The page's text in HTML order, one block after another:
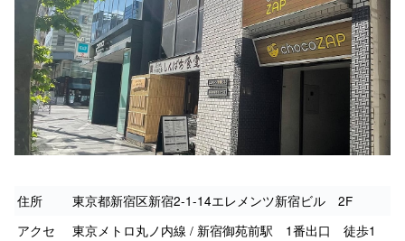
住所
東京都新宿区新宿2-1-14エレメンツ新宿ビル 2F
アクセ
東京メトロ丸ノ内線 / 新宿御苑前駅 1番出口 徒歩1